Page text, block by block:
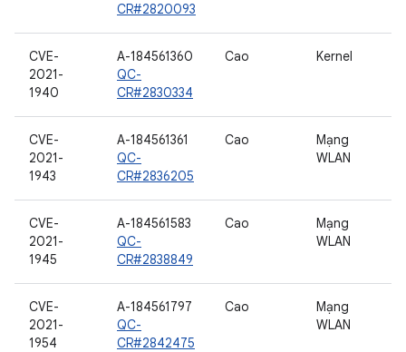
CR#2820093
CVE-
2021-
1940
A-184561360
QC-
CR#2830334
Cao Kernel
CVE-
2021-
1943
A-184561361
QC-
CR#2836205
Cao
Mạng
WLAN
CVE-
2021-
1945
A-184561583
QC-
CR#2838849
Cao
Mạng
WLAN
CVE-
2021-
1954
A-184561797
QC-
CR#2842475
Cao
Mạng
WLAN